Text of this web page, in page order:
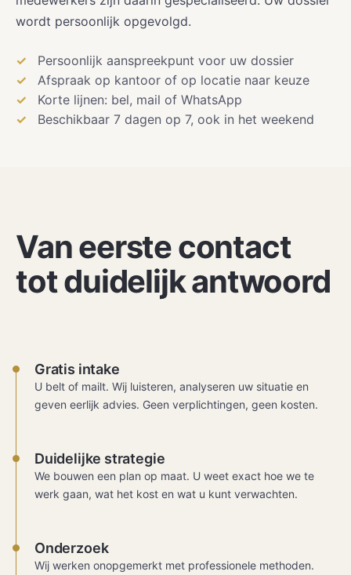
wordt persoonlijk opgevolgd.
Persoonlijk aanspreekpunt voor uw dossier
Afspraak op kantoor of op locatie naar keuze
Korte lijnen: bel, mail of WhatsApp
Beschikbaar 7 dagen op 7, ook in het weekend
Van eerste contact
tot duidelijk antwoord
Gratis intake
U belt of mailt. Wij luisteren, analyseren uw situatie en
geven eerlijk advies. Geen verplichtingen, geen kosten.
Duidelijke strategie
We bouwen een plan op maat. U weet exact hoe we te
werk gaan, wat het kost en wat u kunt verwachten.
Onderzoek
Wij werken onopgemerkt met professionele methoden.